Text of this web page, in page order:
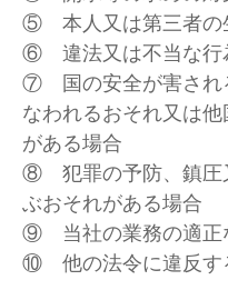
⑤ 本人又は第三者の
⑥ 違法又は不当な行
⑦ 国の安全が害され
なわれるおそれ又は
がある場合
⑧ 犯罪の予防、鎮圧
ぶおそれがある場合
⑨ 当社の業務の適正
⑩ 他の法令に違反す